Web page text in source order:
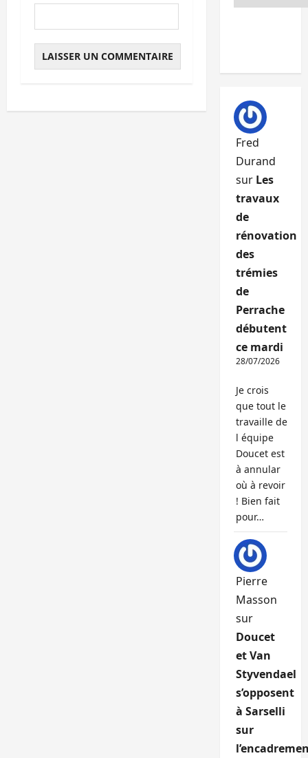
Fred
Durand
sur Les
travaux
de
rénovation
des
trémies
de
Perrache
débutent
ce mardi
28/07/2026
Je crois
que tout le
travaille de
l équipe
Doucet est
à annular
où à revoir
! Bien fait
pour…
Pierre
Masson
sur
Doucet
et Van
Styvendael
s’opposent
à Sarselli
sur